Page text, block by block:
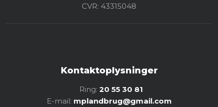
CVR: ​43315048
Kontaktoplysninger
Ring: 20 55 30 81
E-mail: mplandbrug@gmail.com